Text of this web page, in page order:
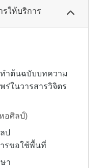
ให้บริการ
ำต้นฉบับบทความ
ร่ในวารสารวิจิตร
อศิลป์)
ป
รขอใช้พื้นที่
า